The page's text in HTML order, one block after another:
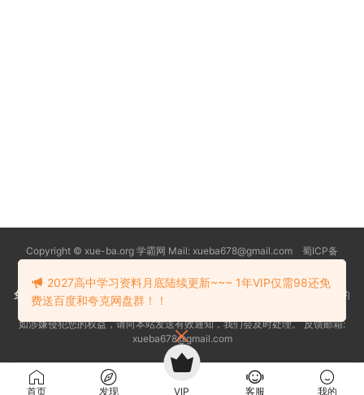
Copyright © xue-ba.org 学霸网 Mail: xueba678@gmail.com 蜀ICP备
常见问题
更新日志 忘记密码本站推荐浏览器：Edge浏览器
免责声明：本站资源均搜索自互联网和网友分享,仅供大家学习交流,不对资料的
真实性和安全性负责！
如涉嫌侵犯您的权益，请向本站发送有效通知，我们会及时处理。 反馈邮箱:
xueba678@gmail.com
首页 发现 VIP 客服 我的
2027高中学习资料月底陆续更新~~~ 1年VIP仅需98还免
费送百度和夸克网盘群！！